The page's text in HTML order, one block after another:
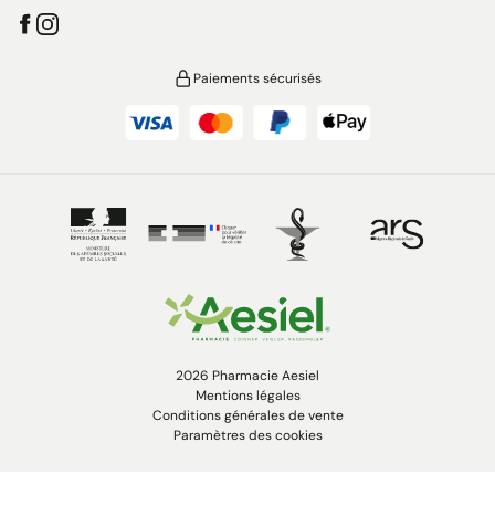
Paiements sécurisés
2026 Pharmacie Aesiel
Mentions légales
Conditions générales de vente
Paramètres des cookies